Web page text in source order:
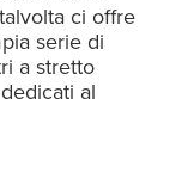
ci offre
serie di
a stretto
al